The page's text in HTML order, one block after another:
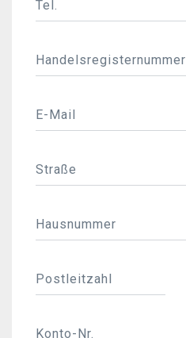
Tel.
Handelsregisternummer
E-Mail
Straße
Hausnummer
Postleitzahl
Konto-Nr.